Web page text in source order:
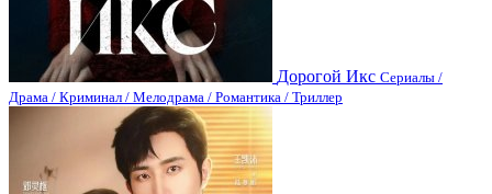
Дорогой Икс Сериалы /
Драма / Криминал / Мелодрама / Романтика / Триллер